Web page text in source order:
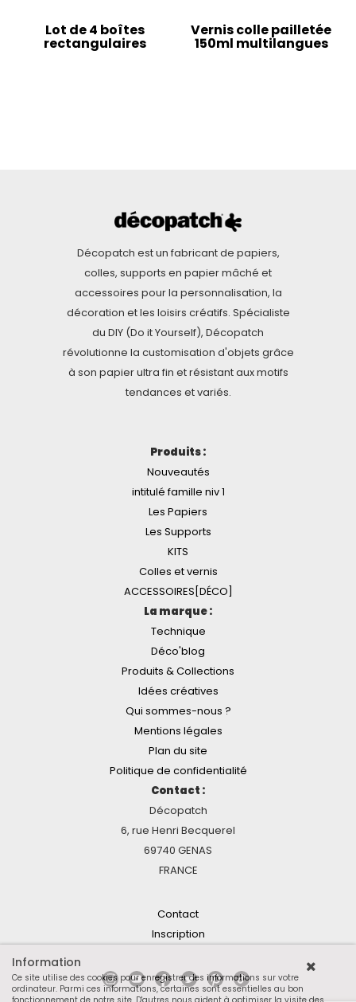
Lot de 4 boîtes
rectangulaires
Vernis colle pailletée
150ml multilangues
Décopatch est un fabricant de papiers,
colles, supports en papier mâché et
accessoires pour la personnalisation, la
décoration et les loisirs créatifs. Spécialiste
du DIY (Do it Yourself), Décopatch
révolutionne la customisation d'objets grâce
à son papier ultra fin et résistant aux motifs
tendances et variés.
Produits :
Nouveautés
intitulé famille niv 1
Les Papiers
Les Supports
KITS
Colles et vernis
ACCESSOIRES[DÉCO]
La marque :
Technique
Déco'blog
Produits & Collections
Idées créatives
Qui sommes-nous ?
Mentions légales
Plan du site
Politique de confidentialité
Contact :
Décopatch
6, rue Henri Becquerel
69740 GENAS
FRANCE
Contact
Inscription
Information
Ce site utilise des cookies pour enregistrer des informations sur votre
ordinateur. Parmi ces informations, certaines sont essentielles au bon